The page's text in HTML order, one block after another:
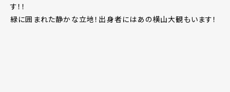
す！！
緑に囲まれた静かな立地！出身者にはあの横山大観もいます！